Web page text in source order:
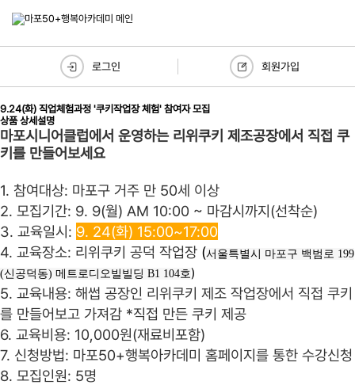
로그인 회원가입
9.24(화) 직업체험과정 '쿠키작업장 체험' 참여자 모집
상품 상세설명
마포시니어클럽에서 운영하는 리위쿠키 제조공장에서 직접 쿠
키를 만들어보세요
1. 참여대상: 마포구 거주 만 50세 이상
2. 모집기간: 9. 9(월) AM 10:00 ~ 마감시까지(선착순)
3. 교육일시: 9. 24(화) 15:00~17:00
4. 교육장소: 리위쿠키 공덕 작업장 (서울특별시 마포구 백범로 199
(신공덕동) 메트로디오빌빌딩 B1 104호)
5. 교육내용: 해썹 공장인 리위쿠키 제조 작업장에서 직접 쿠키
를 만들어보고 가져감 *직접 만든 쿠키 제공
6. 교육비용: 10,000원(재료비포함)
7. 신청방법: 마포50+행복아카데미 홈페이지를 통한 수강신청
8. 모집인원: 5명